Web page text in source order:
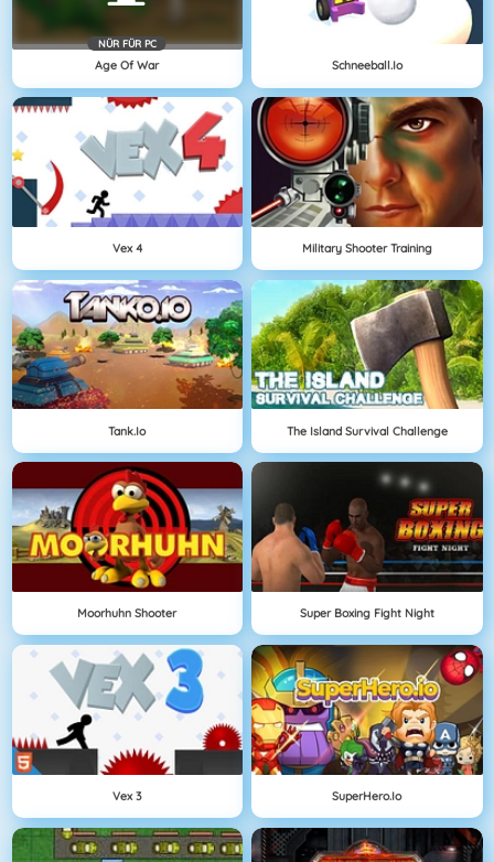
NÜR FÜR PC
Age Of War Schneeball.io
Vex 4 Military Shooter Training
Tank.io The Island Survival Challenge
Moorhuhn Shooter Super Boxing Fight Night
Vex 3 SuperHero.io